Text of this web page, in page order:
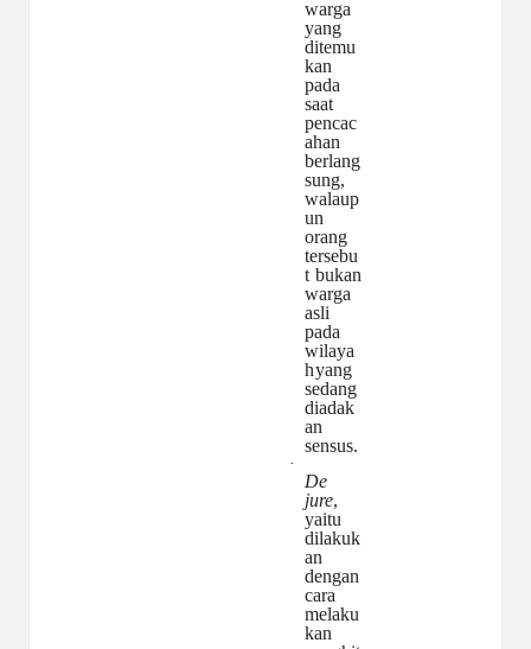
warga
yang
ditemu
kan
pada
saat
pencac
ahan
berlang
sung,
walaup
un
orang
tersebu
t bukan
warga
asli
pada
wilaya
hyang
sedang
diadak
an
sensus.
·
De
jure,
yaitu
dilakuk
an
dengan
cara
melaku
kan